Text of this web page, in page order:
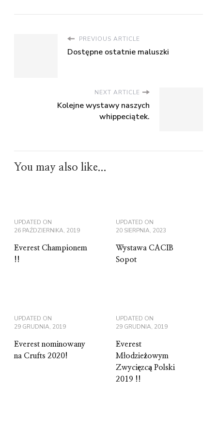
PREVIOUS ARTICLE
Dostępne ostatnie maluszki
NEXT ARTICLE
Kolejne wystawy naszych
whippeciątek.
You may also like...
UPDATED ON
26 PAŹDZIERNIKA, 2019
Everest Championem
!!
UPDATED ON
20 SIERPNIA, 2023
Wystawa CACIB
Sopot
UPDATED ON
29 GRUDNIA, 2019
Everest nominowany
na Crufts 2020!
UPDATED ON
29 GRUDNIA, 2019
Everest
Młodzieżowym
Zwycięzcą Polski
2019 !!